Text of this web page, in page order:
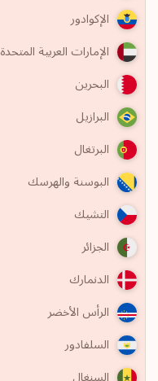
الإكوادور
الإمارات العربية المتحدة
البحرين
البرازيل
البرتغال
البوسنة والهرسك
التشيك
الجزائر
الدنمارك
الرأس الأخضر
السلفادور